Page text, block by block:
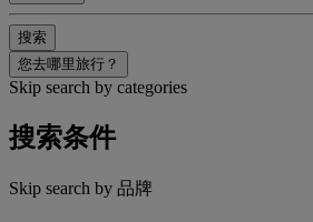
搜索
您去哪里旅行？
Skip search by categories
搜索条件
Skip search by 品牌